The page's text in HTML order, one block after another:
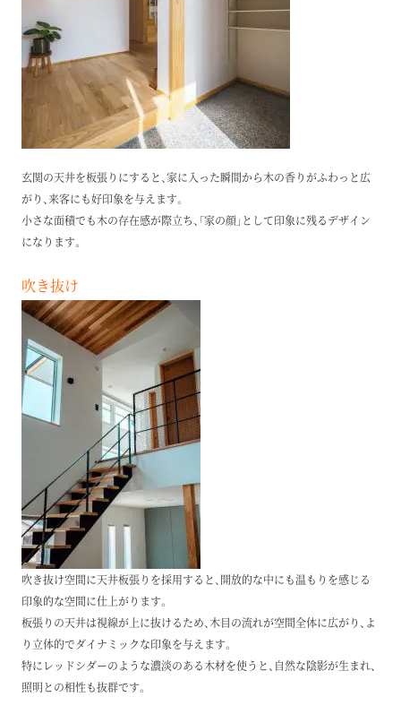
玄関の天井を板張りにすると、家に入った瞬間から木の香りがふわっと広
がり、来客にも好印象を与えます。
小さな面積でも木の存在感が際立ち、「家の顔」として印象に残るデザイン
になります。
吹き抜け
吹き抜け空間に天井板張りを採用すると、開放的な中にも温もりを感じる
印象的な空間に仕上がります。
板張りの天井は視線が上に抜けるため、木目の流れが空間全体に広がり、よ
り立体的でダイナミックな印象を与えます。
特にレッドシダーのような濃淡のある木材を使うと、自然な陰影が生まれ、
照明との相性も抜群です。